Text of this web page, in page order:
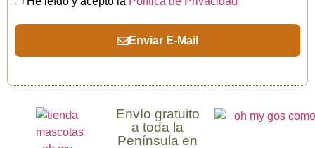
Enviar E-Mail
Envío gratuito
a toda la
Península en